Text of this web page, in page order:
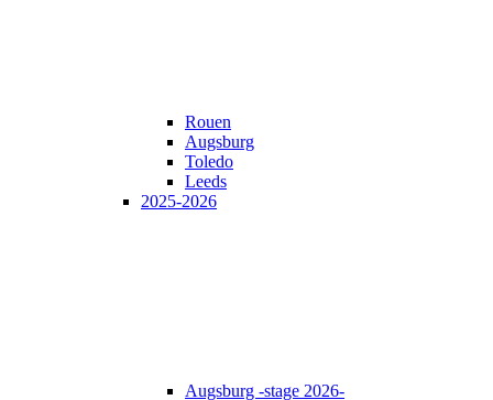
Rouen
Augsburg
Toledo
Leeds
2025-2026
Augsburg -stage 2026-